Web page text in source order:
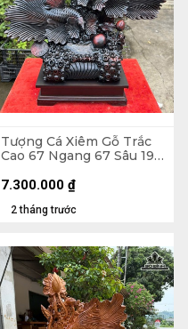
Tượng Cá Xiêm Gỗ Trắc
Cao 67 Ngang 67 Sâu 19
2 tháng trước
7.300.000 ₫